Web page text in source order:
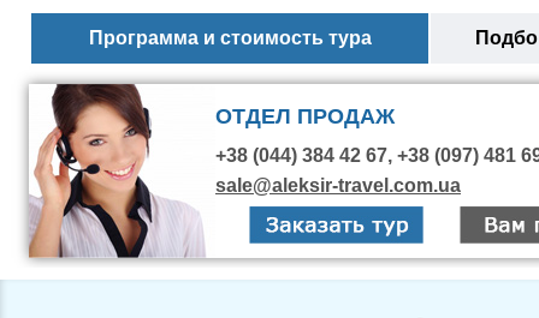
Программа и стоимость тура
ОТДЕЛ ПРОДАЖ
+38 (044) 384 42 67, +38 (097) 481
sale@aleksir-travel.com.ua